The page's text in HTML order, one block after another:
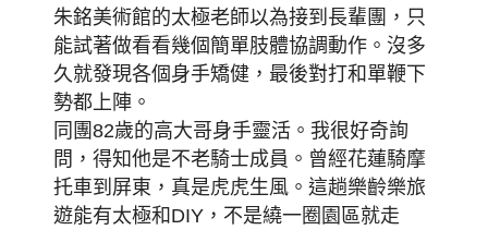
朱銘美術館的太極老師以為接到長輩團，只
能試著做看看幾個簡單肢體協調動作。 沒多
久就發現各個身手矯健，最後對打和單鞭下
勢都上陣。
同團82歲的高大哥身手靈活。我很好奇詢
問，得知他是不老騎士成員。曾經花蓮騎摩
托車到屏東，真是虎虎生風。 這趟樂齡樂旅
遊能有太極和DIY，不是繞一圈園區就走